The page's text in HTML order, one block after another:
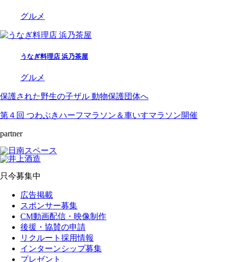
グルメ
うなぎ料理店 浜乃茶屋
グルメ
保護された野生の子ザル 動物保護団体へ
第４回 つわぶきハーフマラソン＆車いすマラソン開催
partner
只今募集中
広告掲載
スポンサー募集
CM動画配信・映像制作
後援・協賛の申請
リクルート採用情報
インターンシップ募集
プレゼント